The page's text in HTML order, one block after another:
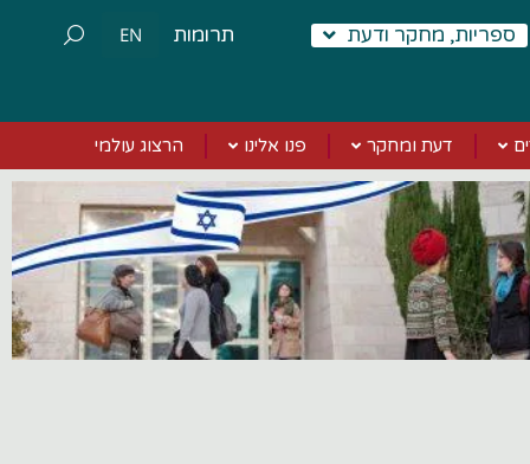
ספריות, מחקר ודעת תרומות EN
דעת ומחקר פנו אלינו הרצוג עולמי